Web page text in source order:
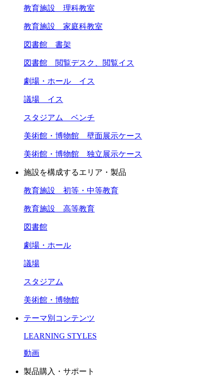
教育施設 理科教室
教育施設 家庭科教室
図書館 書架
図書館 閲覧デスク、閲覧イス
劇場・ホール イス
議場 イス
スタジアム ベンチ
美術館・博物館 壁面展示ケース
美術館・博物館 独立展示ケース
施設を構成するエリア・製品
教育施設 初等・中等教育
教育施設 高等教育
図書館
劇場・ホール
議場
スタジアム
美術館・博物館
テーマ別コンテンツ
LEARNING STYLES
動画
製品購入・サポート